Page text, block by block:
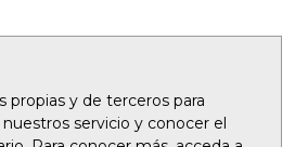
propias y de terceros para
servicio y conocer el